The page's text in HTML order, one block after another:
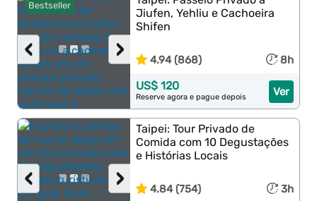
Bestseller
›
‹
Jiufen, Yehliu e Cachoeira
Shifen
4.94 (868) 8h
Ver
US$ 120
Reserve agora e pague depois
›
‹
Taipei: Tour Privado de
Comida com 10 Degustações
e Histórias Locais
4.84 (754) 3h